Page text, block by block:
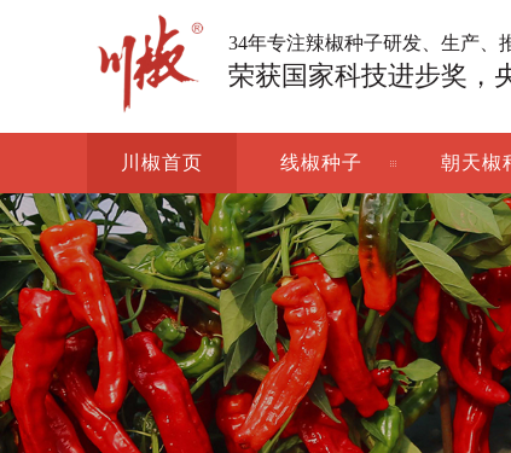
34年专注辣椒种子研发、生产、
荣获国家科技进步奖，
川椒首页 线椒种子 朝天椒